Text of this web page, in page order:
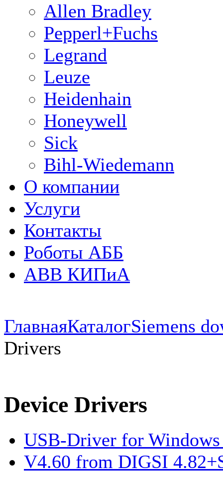
Allen Bradley
Pepperl+Fuchs
Legrand
Leuze
Heidenhain
Honeywell
Sick
Bihl-Wiedemann
О компании
Услуги
Контакты
Роботы АББ
ABB КИПиА
ГлавнаяКаталогSiemens
Drivers
Device Drivers
USB-Driver for
V4.60 from DIGSI